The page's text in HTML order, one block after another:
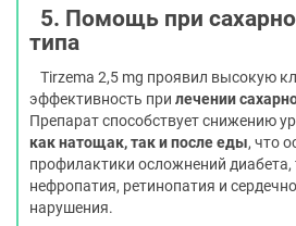
5. Помощь при
типа
Tirzema 2,5 mg проявил высокую
эффективность при лечении
Препарат способствует снижению
как натощак, так и после еды, что
профилактики осложнений диабета,
нефропатия, ретинопатия и
нарушения.